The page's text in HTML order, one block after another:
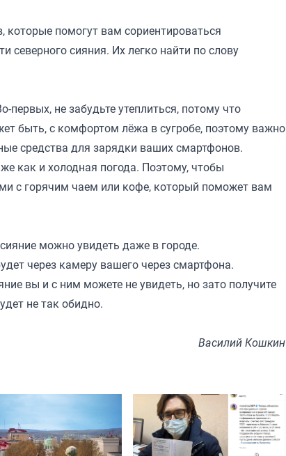
помогут вам сориентироваться
северного сияния. Их легко найти по слову
не забудьте утеплиться, потому что
быть, с комфортом лёжа в сугробе, поэтому важно
средства для зарядки ваших смартфонов.
как и холодная погода. Поэтому, чтобы
с горячим чаем или кофе, который поможет вам
можно увидеть даже в городе.
через камеру вашего через смартфона.
вы и с ним можете не увидеть, но зато получите
не так обидно.
Василий Кошкин